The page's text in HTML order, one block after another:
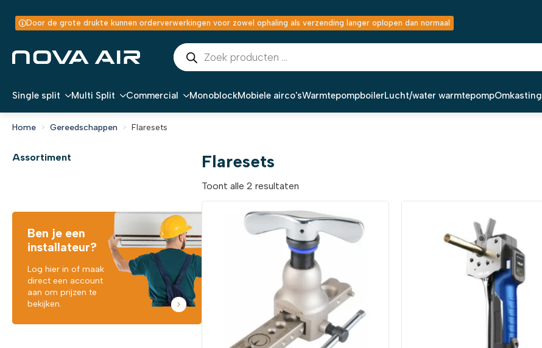
Door de grote drukte kunnen orderverwerkingen voor zowel ophaling als verzending langer oplopen dan normaal
Producten
zoeken
Single split Multi Split Commercial MonoblockMobiele airco'sWarmtepompboilerLucht/water warmtepompOmkasting
Home Gereedschappen Flaresets
Assortiment
Ben je een
installateur?
Log hier in of maak
direct een account
aan om prijzen te
bekijken.
Flaresets
Toont alle 2 resultaten